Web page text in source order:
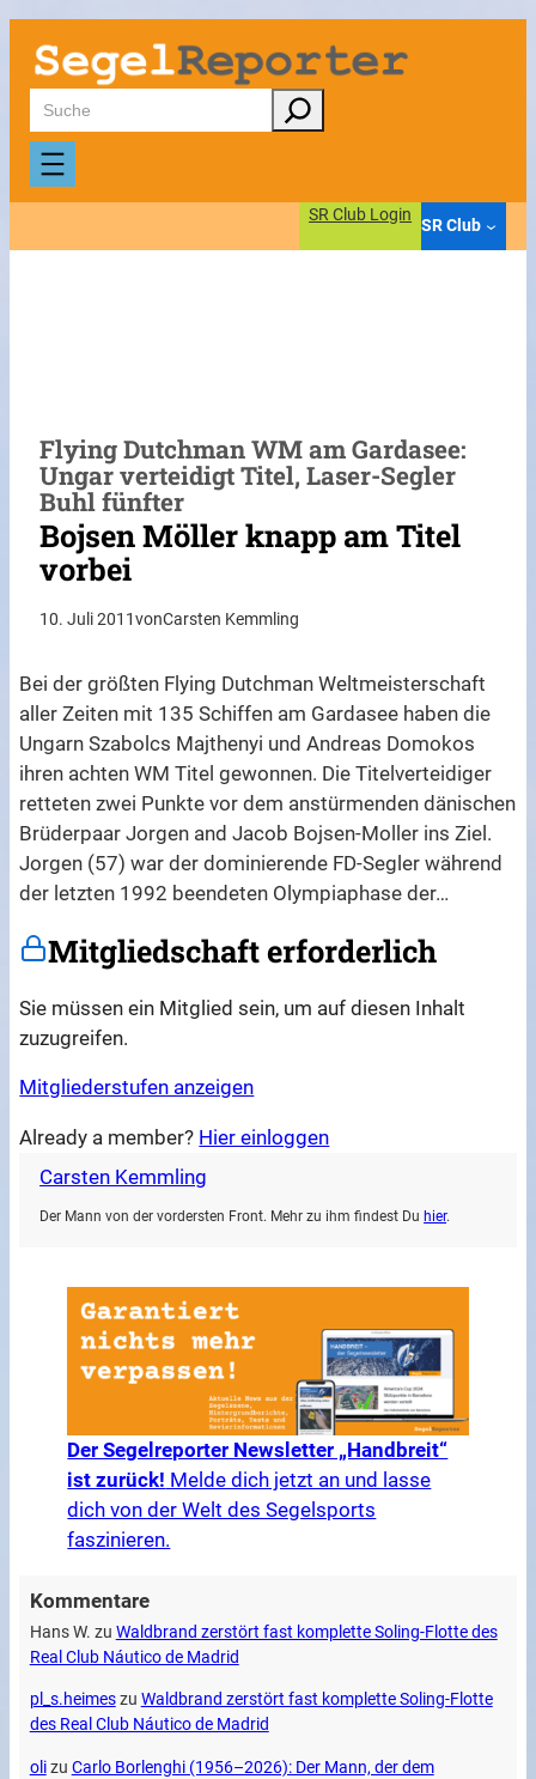
Zum
Inhalt
springen
Suchen
SR Club Login
SR Club
Flying Dutchman WM am Gardasee:
Ungar verteidigt Titel, Laser-Segler
Buhl fünfter
Bojsen Möller knapp am Titel
vorbei
10. Juli 2011vonCarsten Kemmling
Bei der größten Flying Dutchman Weltmeisterschaft
aller Zeiten mit 135 Schiffen am Gardasee haben die
Ungarn Szabolcs Majthenyi und Andreas Domokos
ihren achten WM Titel gewonnen. Die Titelverteidiger
retteten zwei Punkte vor dem anstürmenden dänischen
Brüderpaar Jorgen and Jacob Bojsen-Moller ins Ziel.
Jorgen (57) war der dominierende FD-Segler während
der letzten 1992 beendeten Olympiaphase der…
Mitgliedschaft erforderlich
Sie müssen ein Mitglied sein, um auf diesen Inhalt
zuzugreifen.
Mitgliederstufen anzeigen
Already a member? Hier einloggen
Carsten Kemmling
Der Mann von der vordersten Front. Mehr zu ihm findest Du hier.
Der Segelreporter Newsletter „Handbreit“
ist zurück! Melde dich jetzt an und lasse
dich von der Welt des Segelsports
faszinieren.
Kommentare
Hans W. zu Waldbrand zerstört fast komplette Soling-Flotte des
Real Club Náutico de Madrid
pl_s.heimeszu Waldbrand zerstört fast komplette Soling-Flotte
des Real Club Náutico de Madrid
olizu Carlo Borlenghi (1956–2026): Der Mann, der dem